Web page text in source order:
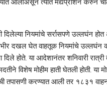
आलीअसून त्यात मद्यप्राशन करुन
दिलेल्या नियमांचे सर्रासपणे उल्लघंन होत
गंभीर दखल घेत वाहतूक नियमांचे उल्लघंन
होते. या आदेशानंतर शनिवारी रात्री
विशेष मोहीम हाती घेतली होती.
तपासणी करण्यात आली तर १८३१